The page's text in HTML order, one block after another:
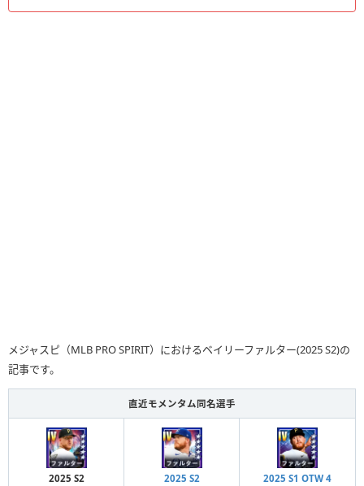
メジャスピ（MLB PRO SPIRIT）におけるベイリーファルター(2025 S2)の
記事です。
直近モメンタム同名選手
2025 S2 2025 S2 2025 S1 OTW 4